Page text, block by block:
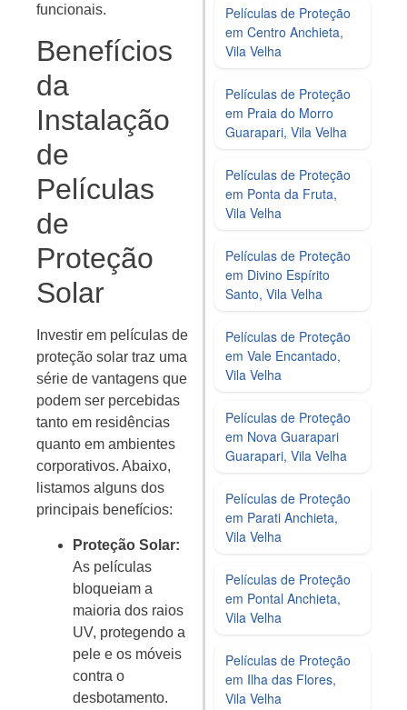
funcionais.
Benefícios
da
Instalação
de
Películas
de
Proteção
Solar
Investir em películas de
proteção solar traz uma
série de vantagens que
podem ser percebidas
tanto em residências
quanto em ambientes
corporativos. Abaixo,
listamos alguns dos
principais benefícios:
Proteção Solar:
As películas
bloqueiam a
maioria dos raios
UV, protegendo a
pele e os móveis
contra o
desbotamento.
Películas de Proteção
em Centro Anchieta,
Vila Velha
Películas de Proteção
em Praia do Morro
Guarapari, Vila Velha
Películas de Proteção
em Ponta da Fruta,
Vila Velha
Películas de Proteção
em Divino Espírito
Santo, Vila Velha
Películas de Proteção
em Vale Encantado,
Vila Velha
Películas de Proteção
em Nova Guarapari
Guarapari, Vila Velha
Películas de Proteção
em Parati Anchieta,
Vila Velha
Películas de Proteção
em Pontal Anchieta,
Vila Velha
Películas de Proteção
em Ilha das Flores,
Vila Velha